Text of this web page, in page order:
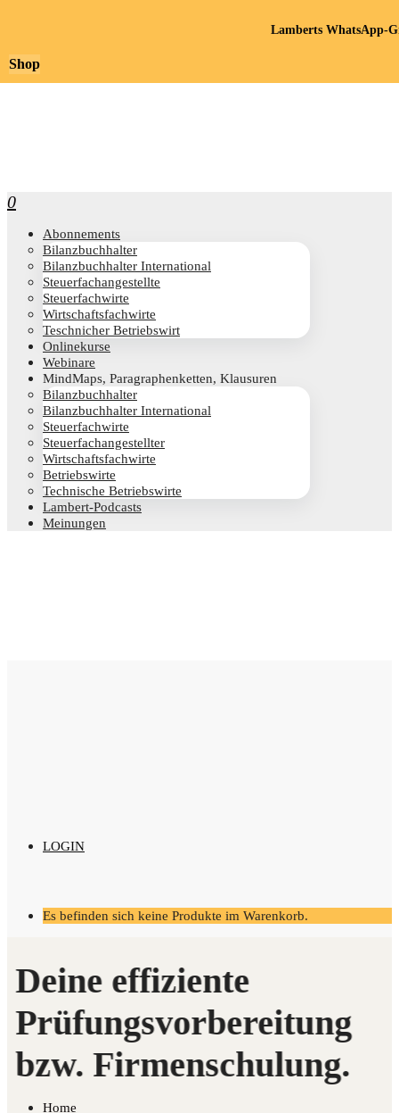
0
Abon­ne­ments
Bilanz­buch­hal­ter
Bilanz­buch­hal­ter International
Steu­er­fach­an­ge­stell­te
Steu­er­fach­wir­te
Wirt­schafts­fach­wir­te
Teschni­cher Betriebswirt
Online­kur­se
Web­i­na­re
Mind­Maps, Para­gra­phen­ket­ten, Klausuren
Bilanz­buch­hal­ter
Bilanz­buch­hal­ter International
Steu­er­fach­wir­te
Steu­er­fach­an­ge­stell­ter
Wirt­schafts­fach­wir­te
Betriebs­wir­te
Tech­ni­sche Betriebswirte
Lam­­bert-Pod­­casts
Mei­nun­gen
LOGIN
Es befinden sich keine Produkte im Warenkorb.
Home
Shop
Lamberts WhatsApp-